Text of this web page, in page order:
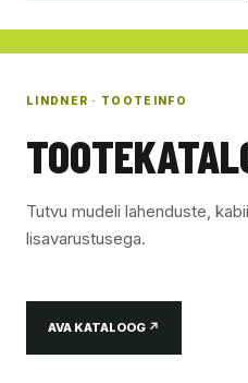
LINDNER · TOOTEINFO
Tutvu mudeli lahenduste,
lisavarustusega.
AVA KATALOOG ↗